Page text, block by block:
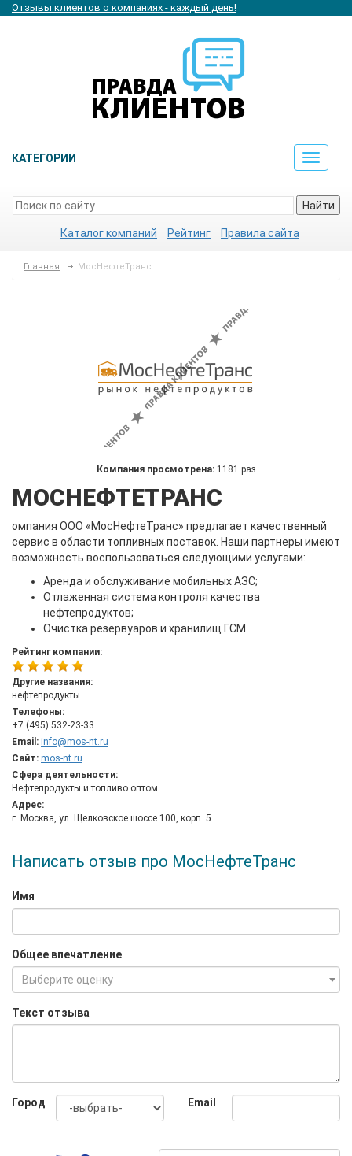
Отзывы клиентов о компаниях - каждый день!
КАТЕГОРИИ
Toggle
Найти
Каталог компаний Рейтинг Правила сайта
Главная МосНефтеТранс
Компания просмотрена: 1181 раз
МОСНЕФТЕТРАНС
омпания ООО «МосНефтеТранс» предлагает качественный
сервис в области топливных поставок. Наши партнеры имеют
возможность воспользоваться следующими услугами:
Аренда и обслуживание мобильных АЗС;
Отлаженная система контроля качества
нефтепродуктов;
Очистка резервуаров и хранилищ ГСМ.
Рейтинг компании:
Другие названия:
нефтепродукты
Телефоны:
+7 (495) 532-23-33
Email: info@mos-nt.ru
Сайт: mos-nt.ru
Сфера деятельности:
Нефтепродукты и топливо оптом
Адрес:
г. Москва, ул. Щелковское шоссе 100, корп. 5
Написать отзыв про МосНефтеТранс
Имя
Общее впечатление
Выберите оценку
Текст отзыва
Город Email